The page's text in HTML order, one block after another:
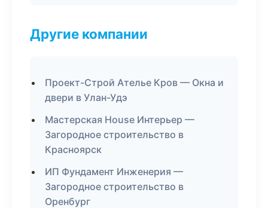
Другие компании
Проект-Строй Ателье Кров — Окна и
двери в Улан-Удэ
Мастерская House Интерьер —
Загородное строительство в
Красноярск
ИП Фундамент Инженерия —
Загородное строительство в
Оренбург